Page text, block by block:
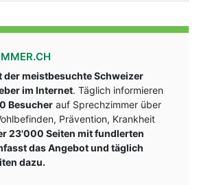
der meistbesuchte Schweizer
im Internet. Täglich informieren
Besucher auf Sprechzimmer über
Prävention, Krankheit
23'000 Seiten mit fundlerten
das Angebot und täglich
dazu.